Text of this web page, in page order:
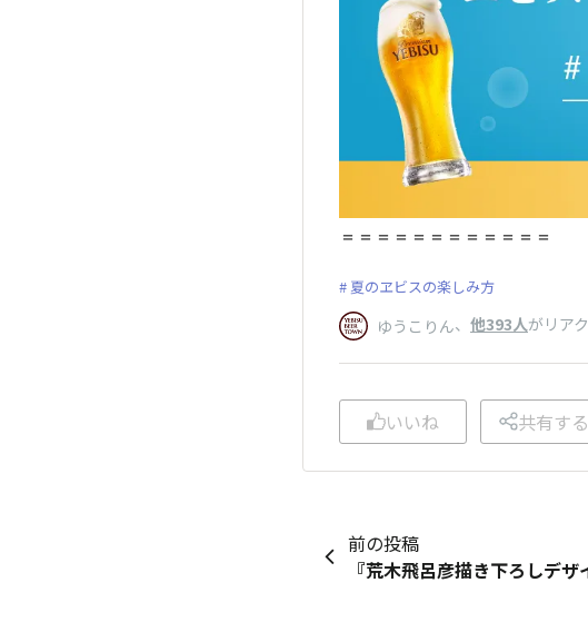
＝＝＝＝＝＝＝＝＝＝＝＝
夏のヱビスの楽しみ方
ゆうこりん、 他393人がリア
いいね 共有する
前の投稿